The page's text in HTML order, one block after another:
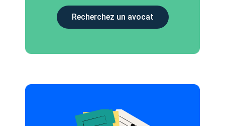
Recherchez un avocat